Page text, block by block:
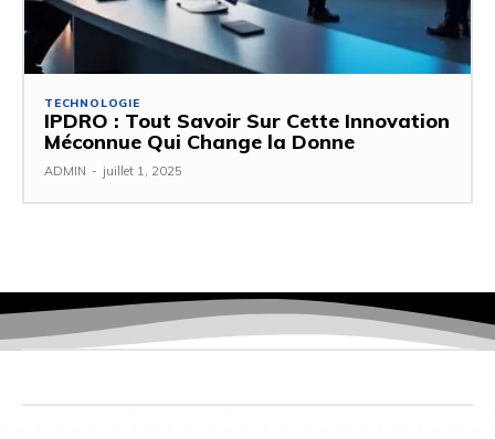
TECHNOLOGIE
IPDRO : Tout Savoir Sur Cette Innovation
Méconnue Qui Change la Donne
ADMIN - juillet 1, 2025